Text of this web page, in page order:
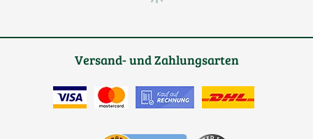
Versand- und Zahlungsarten